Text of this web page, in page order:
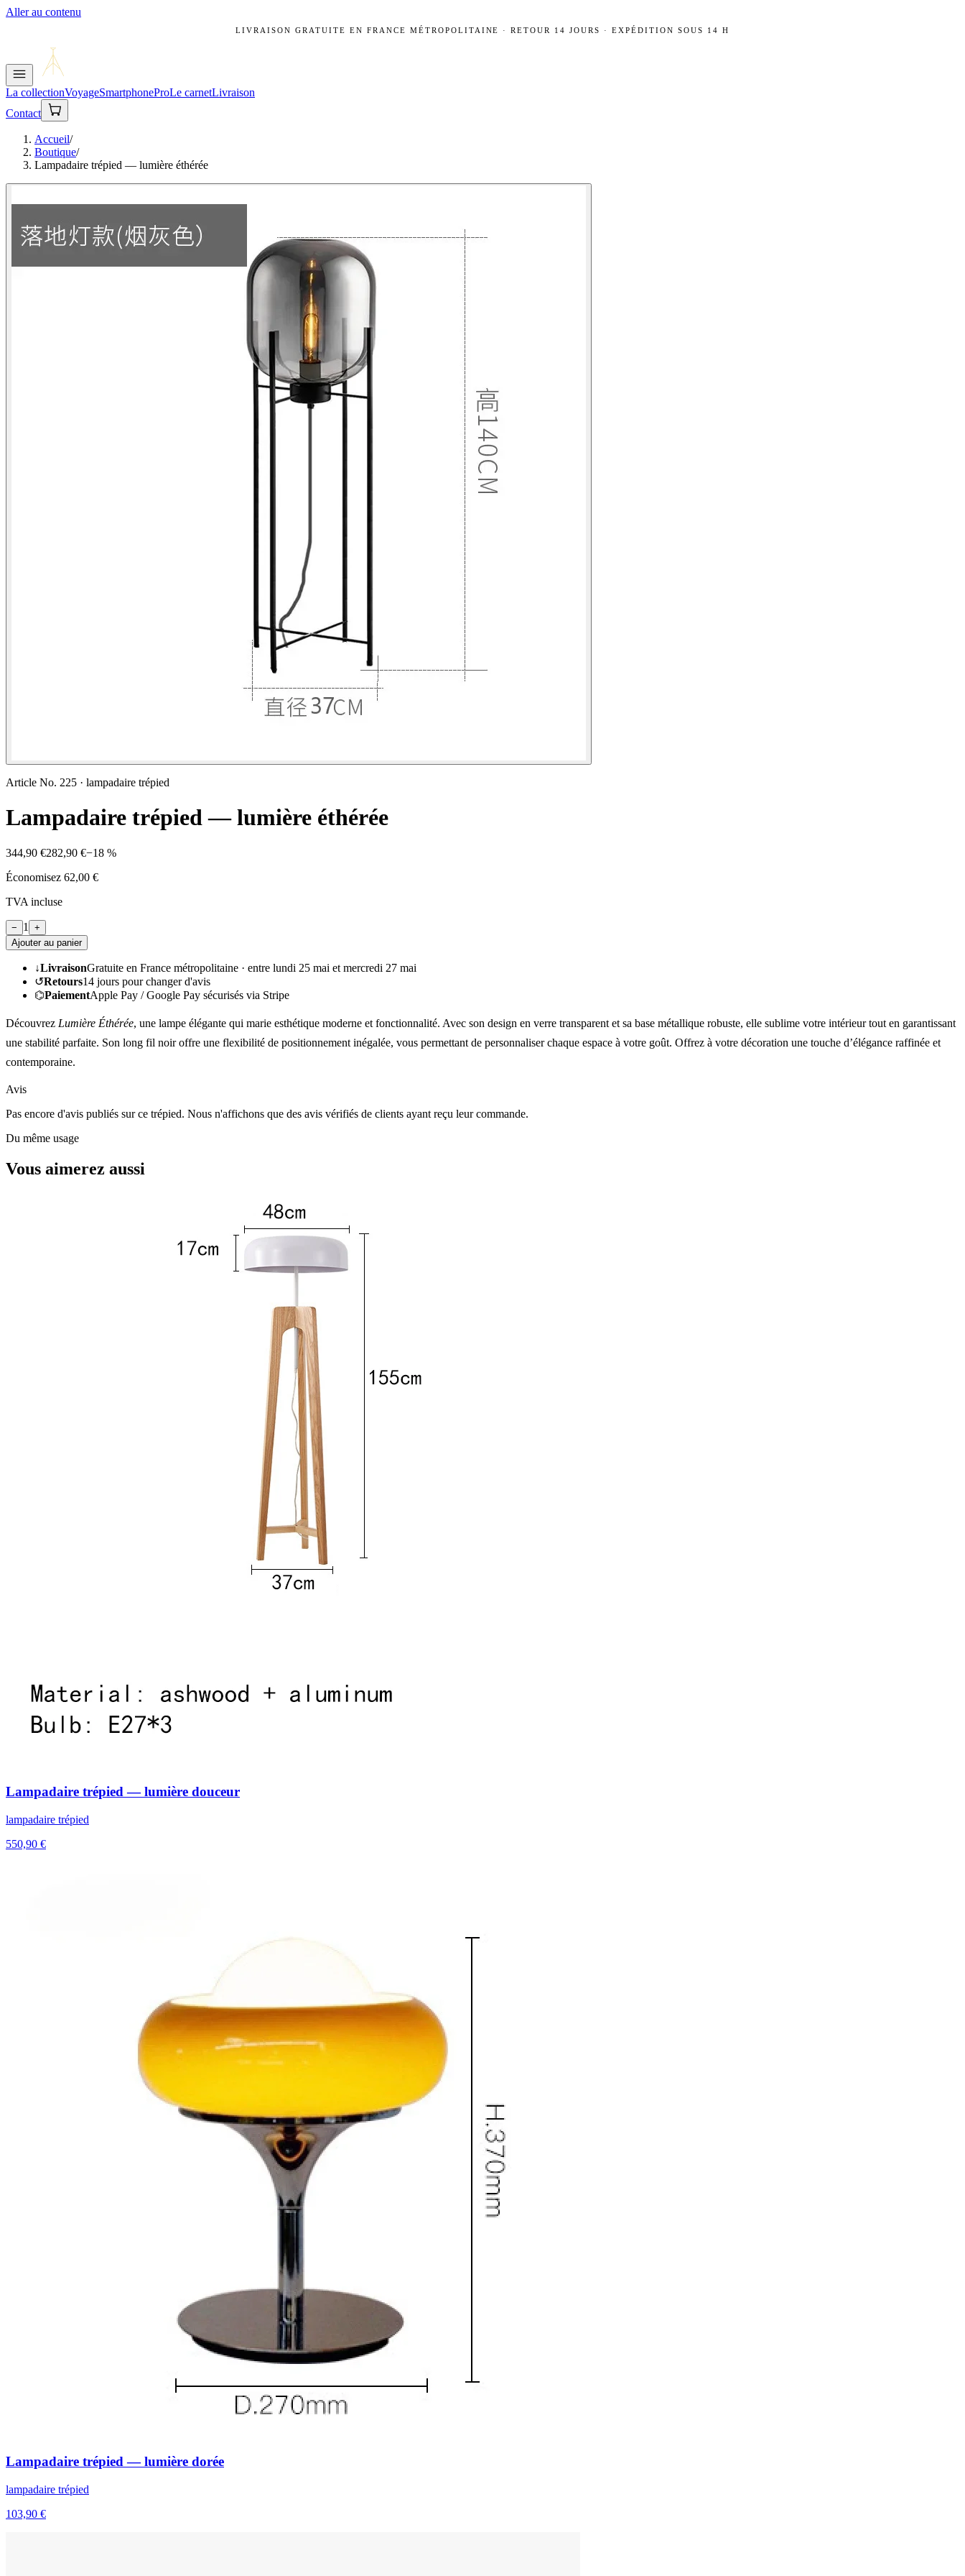
Aller au contenu
LIVRAISON GRATUITE EN FRANCE MÉTROPOLITAINE · RETOUR 14 JOURS · EXPÉDITION SOUS 14 H
La collectionVoyageSmartphoneProLe carnetLivraison
Contact
Accueil/
Boutique/
Lampadaire trépied — lumière éthérée
Article No. 225 · lampadaire trépied
Lampadaire trépied — lumière éthérée
344,90 €282,90 €−18 %
Économisez 62,00 €
TVA incluse
− 1
+
Ajouter au panier
↓LivraisonGratuite en France métropolitaine · entre lundi 25 mai et mercredi 27 mai
↺Retours14 jours pour changer d'avis
⌬PaiementApple Pay / Google Pay sécurisés via Stripe
Découvrez Lumière Éthérée, une lampe élégante qui marie esthétique moderne et fonctionnalité. Avec son design en verre transparent et sa base métallique robuste, elle sublime votre intérieur tout en garantissant
une stabilité parfaite. Son long fil noir offre une flexibilité de positionnement inégalée, vous permettant de personnaliser chaque espace à votre goût. Offrez à votre décoration une touche d’élégance raffinée et
contemporaine.
Avis
Pas encore d'avis publiés sur ce trépied. Nous n'affichons que des avis vérifiés de clients ayant reçu leur commande.
Du même usage
Vous aimerez aussi
Lampadaire trépied — lumière douceur
lampadaire trépied
550,90 €
Lampadaire trépied — lumière dorée
lampadaire trépied
103,90 €